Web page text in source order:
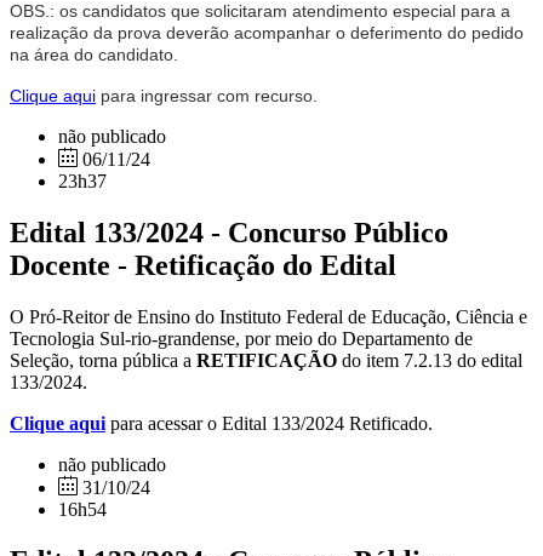
OBS.: os candidatos que solicitaram atendimento especial para a
realização da prova deverão acompanhar o deferimento do pedido
na área do candidato.
Clique aqui para ingressar com recurso.
não publicado
06/11/24
23h37
Edital 133/2024 - Concurso Público
Docente - Retificação do Edital
O Pró-Reitor de Ensino do Instituto Federal de Educação, Ciência e
Tecnologia Sul-rio-grandense, por meio do Departamento de
Seleção, torna pública a RETIFICAÇÃO do item 7.2.13 do edital
133/2024.
Clique aqui para acessar o Edital 133/2024 Retificado.
não publicado
31/10/24
16h54